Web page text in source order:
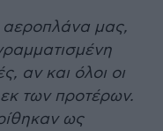
μας,
αν και όλοι οι
των προτέρων.
ως